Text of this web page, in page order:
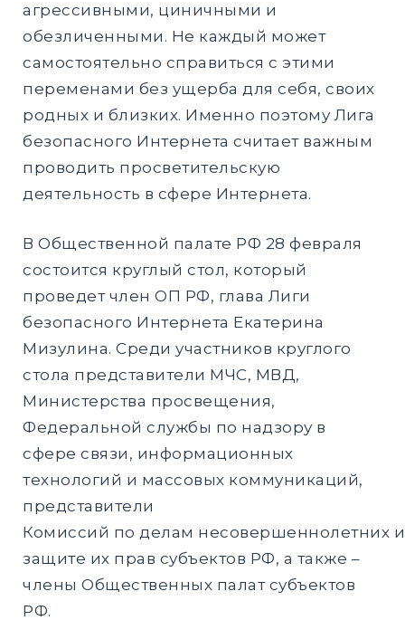
Найти:
агрессивными, циничными и
обезличенными. Не каждый может
самостоятельно справиться с этими
переменами без ущерба для себя, своих
родных и близких. Именно поэтому Лига
безопасного Интернета считает важным
проводить просветительскую
деятельность в сфере Интернета.
В Общественной палате РФ 28 февраля
состоится круглый стол, который
проведет член ОП РФ, глава Лиги
безопасного Интернета Екатерина
Мизулина. Среди участников круглого
стола представители МЧС, МВД,
Министерства просвещения,
Федеральной службы по надзору в
сфере связи, информационных
технологий и массовых коммуникаций,
представители
Комиссий по делам несовершеннолетних и
защите их прав субъектов РФ, а также –
члены Общественных палат субъектов
РФ.